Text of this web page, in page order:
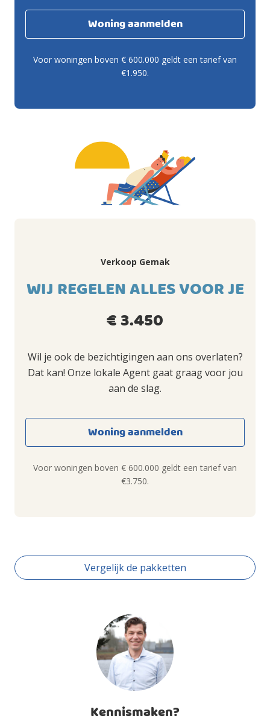
Woning aanmelden
Voor woningen boven € 600.000 geldt een tarief van
€1.950.
Verkoop Gemak
WIJ REGELEN ALLES VOOR JE
€ 3.450
Wil je ook de bezichtigingen aan ons overlaten?
Dat kan! Onze lokale Agent gaat graag voor jou
aan de slag.
Woning aanmelden
Voor woningen boven € 600.000 geldt een tarief van
€3.750.
Vergelijk de pakketten
Kennismaken?